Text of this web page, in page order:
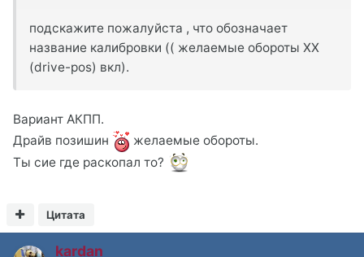
подскажите пожалуйста , что обозначает
название калибровки (( желаемые обороты ХХ
(drive-pos) вкл).
Вариант АКПП.
Драйв позишин
желаемые обороты.
Ты сие где раскопал то?
Цитата
kardan